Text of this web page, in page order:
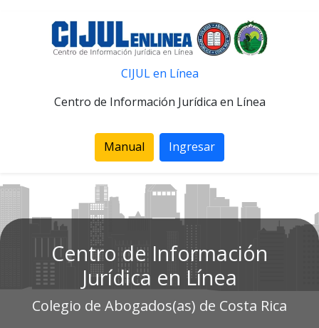
CIJUL en Línea
Centro de Información Jurídica en Línea
Manual Ingresar
Centro de Información
Jurídica en Línea
Colegio de Abogados(as) de Costa Rica